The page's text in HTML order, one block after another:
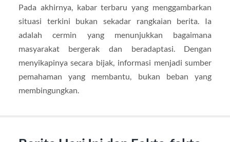
Pada akhirnya, kabar terbaru yang menggambarkan
situasi terkini bukan sekadar rangkaian berita. Ia
adalah cermin yang menunjukkan bagaimana
masyarakat bergerak dan beradaptasi. Dengan
menyikapinya secara bijak, informasi menjadi sumber
pemahaman yang membantu, bukan beban yang
membingungkan.